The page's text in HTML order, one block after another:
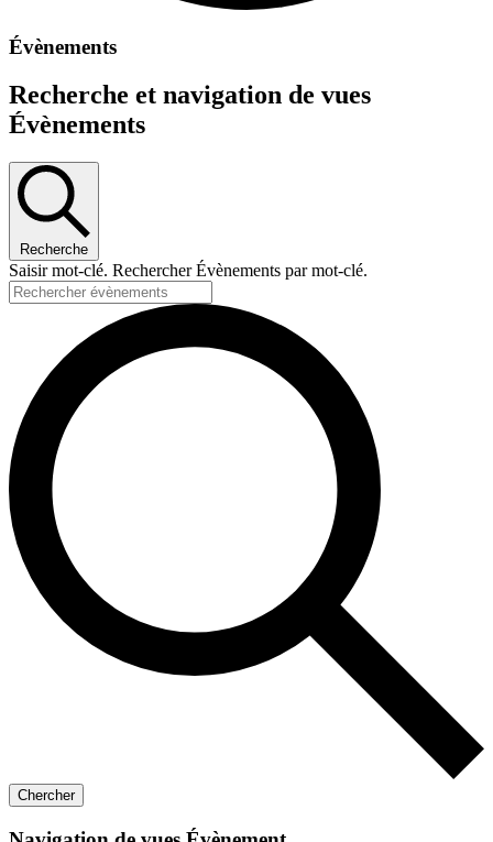
Évènements
Recherche et navigation de vues
Évènements
Recherche
Saisir mot-clé. Rechercher Évènements par mot-clé.
Chercher